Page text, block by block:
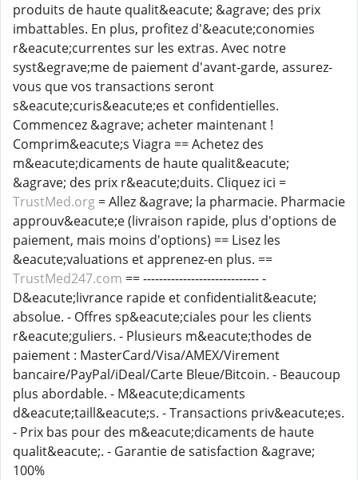
produits de haute qualit&eacute; &agrave; des prix
imbattables. En plus, profitez d'&eacute;conomies
r&eacute;currentes sur les extras. Avec notre
syst&egrave;me de paiement d'avant-garde, assurez-
vous que vos transactions seront
s&eacute;curis&eacute;es et confidentielles.
Commencez &agrave; acheter maintenant !
Comprim&eacute;s Viagra == Achetez des
m&eacute;dicaments de haute qualit&eacute;
&agrave; des prix r&eacute;duits. Cliquez ici =
TrustMed.org = Allez &agrave; la pharmacie. Pharmacie
approuv&eacute;e (livraison rapide, plus d'options de
paiement, mais moins d'options) == Lisez les
&eacute;valuations et apprenez-en plus. ==
TrustMed247.com == ----------------------------- -
D&eacute;livrance rapide et confidentialit&eacute;
absolue. - Offres sp&eacute;ciales pour les clients
r&eacute;guliers. - Plusieurs m&eacute;thodes de
paiement : MasterCard/Visa/AMEX/Virement
bancaire/PayPal/iDeal/Carte Bleue/Bitcoin. - Beaucoup
plus abordable. - M&eacute;dicaments
d&eacute;taill&eacute;s. - Transactions priv&eacute;es.
- Prix bas pour des m&eacute;dicaments de haute
qualit&eacute;. - Garantie de satisfaction &agrave;
100%